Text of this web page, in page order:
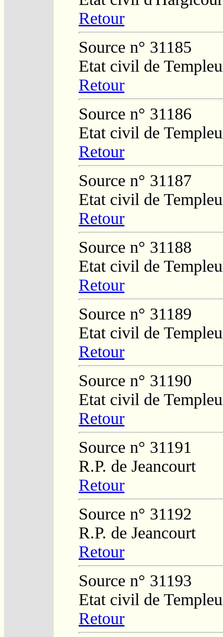
Retour
Source n° 31185
Etat civil de
Retour
Source n° 31186
Etat civil de
Retour
Source n° 31187
Etat civil de
Retour
Source n° 31188
Etat civil de
Retour
Source n° 31189
Etat civil de
Retour
Source n° 31190
Etat civil de
Retour
Source n° 31191
R.P. de Jeancourt
Retour
Source n° 31192
R.P. de Jeancourt
Retour
Source n° 31193
Etat civil de
Retour